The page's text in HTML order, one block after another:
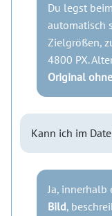
Du legst
automatisch
Zielgrößen,
4800 PX.
Original
Kann ich im
Ja, innerhalb
Bild,